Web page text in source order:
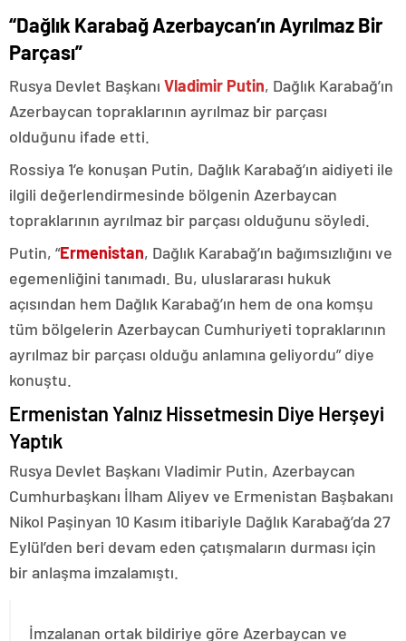
“Dağlık Karabağ Azerbaycan’ın Ayrılmaz Bir
Parçası”
Rusya Devlet Başkanı Vladimir Putin, Dağlık Karabağ’ın
Azerbaycan topraklarının ayrılmaz bir parçası
olduğunu ifade etti.
Rossiya 1’e konuşan Putin, Dağlık Karabağ’ın aidiyeti ile
ilgili değerlendirmesinde bölgenin Azerbaycan
topraklarının ayrılmaz bir parçası olduğunu söyledi.
Putin, “Ermenistan, Dağlık Karabağ’ın bağımsızlığını ve
egemenliğini tanımadı. Bu, uluslararası hukuk
açısından hem Dağlık Karabağ’ın hem de ona komşu
tüm bölgelerin Azerbaycan Cumhuriyeti topraklarının
ayrılmaz bir parçası olduğu anlamına geliyordu” diye
konuştu.
Ermenistan Yalnız Hissetmesin Diye Herşeyi
Yaptık
Rusya Devlet Başkanı Vladimir Putin, Azerbaycan
Cumhurbaşkanı İlham Aliyev ve Ermenistan Başbakanı
Nikol Paşinyan 10 Kasım itibariyle Dağlık Karabağ’da 27
Eylül’den beri devam eden çatışmaların durması için
bir anlaşma imzalamıştı.
İmzalanan ortak bildiriye göre Azerbaycan ve